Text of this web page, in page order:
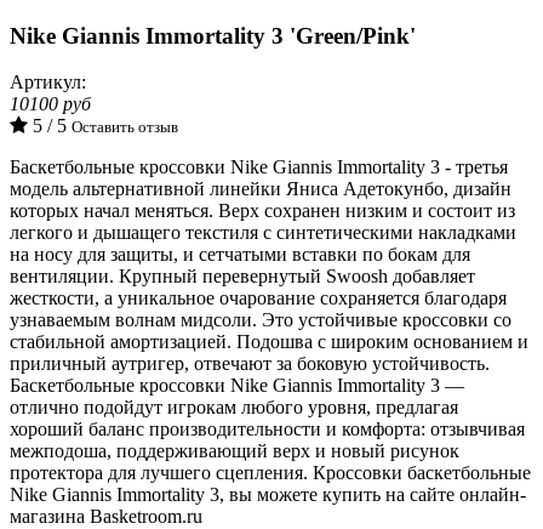
Nike Giannis Immortality 3 'Green/Pink'
Артикул:
10100 руб
5 / 5 Оставить отзыв
Баскетбольные кроссовки Nike Giannis Immortality 3 - третья
модель альтернативной линейки Яниса Адетокунбо, дизайн
которых начал меняться. Верх сохранен низким и состоит из
легкого и дышащего текстиля с синтетическими накладками
на носу для защиты, и сетчатыми вставки по бокам для
вентиляции. Крупный перевернутый Swoosh добавляет
жесткости, а уникальное очарование сохраняется благодаря
узнаваемым волнам мидсоли. Это устойчивые кроссовки со
стабильной амортизацией. Подошва с широким основанием и
приличный аутригер, отвечают за боковую устойчивость.
Баскетбольные кроссовки Nike Giannis Immortality 3 —
отлично подойдут игрокам любого уровня, предлагая
хороший баланс производительности и комфорта: отзывчивая
межподоша, поддерживающий верх и новый рисунок
протектора для лучшего сцепления. Кроссовки баскетбольные
Nike Giannis Immortality 3, вы можете купить на сайте онлайн-
магазина Basketroom.ru